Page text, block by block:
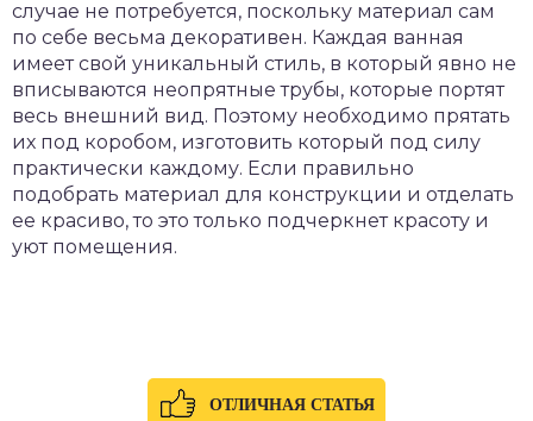
случае не потребуется, поскольку материал сам
по себе весьма декоративен. Каждая ванная
имеет свой уникальный стиль, в который явно не
вписываются неопрятные трубы, которые портят
весь внешний вид. Поэтому необходимо прятать
их под коробом, изготовить который под силу
практически каждому. Если правильно
подобрать материал для конструкции и отделать
ее красиво, то это только подчеркнет красоту и
уют помещения.
ОТЛИЧНАЯ СТАТЬЯ